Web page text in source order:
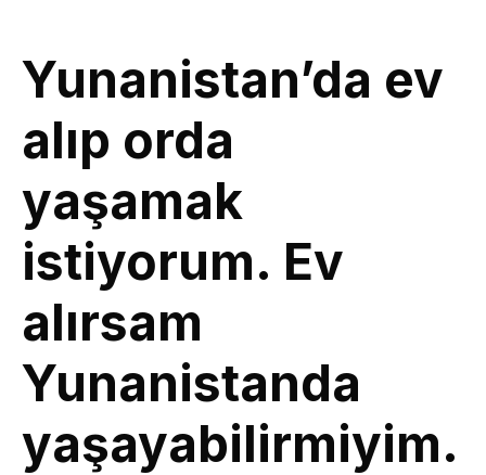
Yunanistan’da ev
alıp orda
yaşamak
istiyorum. Ev
alırsam
Yunanistanda
yaşayabilirmiyim.